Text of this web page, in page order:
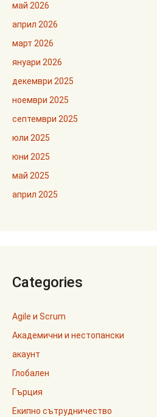
май 2026
април 2026
март 2026
януари 2026
декември 2025
ноември 2025
септември 2025
юли 2025
юни 2025
май 2025
април 2025
Categories
Agile и Scrum
Академични и нестопански
акаунт
Глобален
Гърция
Екипно сътрудничество